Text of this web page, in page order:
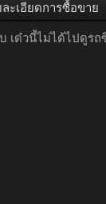
ละเอียดการซื้อขาย
เด๋วนี้ไม่ได้ไปดูรถ